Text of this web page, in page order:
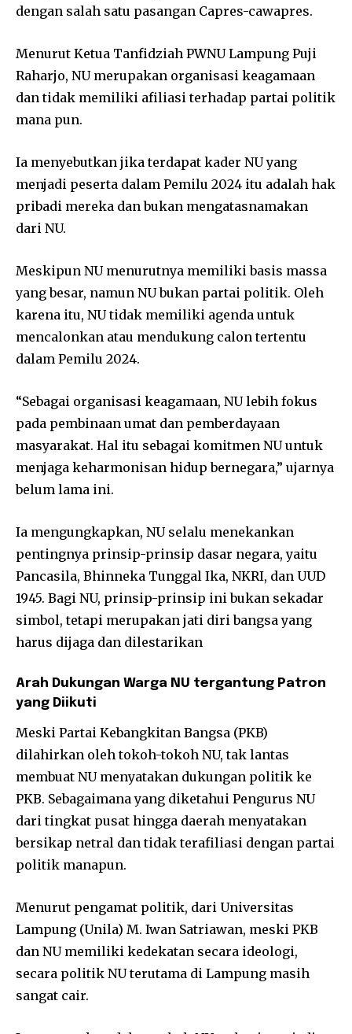
dengan salah satu pasangan Capres-cawapres.
Menurut Ketua Tanfidziah PWNU Lampung Puji
Raharjo, NU merupakan organisasi keagamaan
dan tidak memiliki afiliasi terhadap partai politik
mana pun.
Ia menyebutkan jika terdapat kader NU yang
menjadi peserta dalam Pemilu 2024 itu adalah hak
pribadi mereka dan bukan mengatasnamakan
dari NU.
Meskipun NU menurutnya memiliki basis massa
yang besar, namun NU bukan partai politik. Oleh
karena itu, NU tidak memiliki agenda untuk
mencalonkan atau mendukung calon tertentu
dalam Pemilu 2024.
“Sebagai organisasi keagamaan, NU lebih fokus
pada pembinaan umat dan pemberdayaan
masyarakat. Hal itu sebagai komitmen NU untuk
menjaga keharmonisan hidup bernegara,” ujarnya
belum lama ini.
Ia mengungkapkan, NU selalu menekankan
pentingnya prinsip-prinsip dasar negara, yaitu
Pancasila, Bhinneka Tunggal Ika, NKRI, dan UUD
1945. Bagi NU, prinsip-prinsip ini bukan sekadar
simbol, tetapi merupakan jati diri bangsa yang
harus dijaga dan dilestarikan
Arah Dukungan Warga NU tergantung Patron
yang Diikuti
Meski Partai Kebangkitan Bangsa (PKB)
dilahirkan oleh tokoh-tokoh NU, tak lantas
membuat NU menyatakan dukungan politik ke
PKB. Sebagaimana yang diketahui Pengurus NU
dari tingkat pusat hingga daerah menyatakan
bersikap netral dan tidak terafiliasi dengan partai
politik manapun.
Menurut pengamat politik, dari Universitas
Lampung (Unila) M. Iwan Satriawan, meski PKB
dan NU memiliki kedekatan secara ideologi,
secara politik NU terutama di Lampung masih
sangat cair.